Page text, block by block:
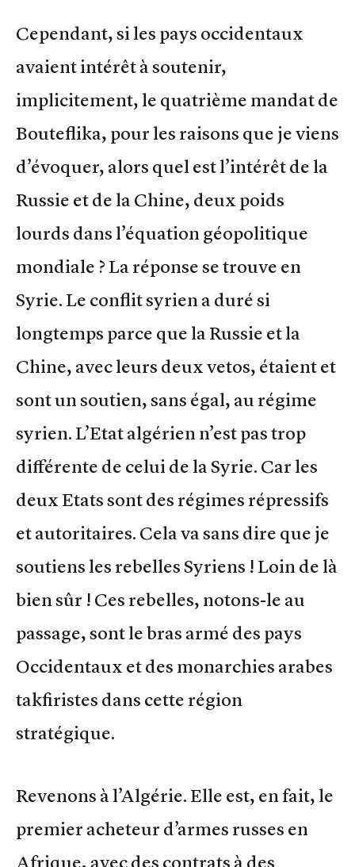
Cependant, si les pays occidentaux
avaient intérêt à soutenir,
implicitement, le quatrième mandat de
Bouteflika, pour les raisons que je viens
d’évoquer, alors quel est l’intérêt de la
Russie et de la Chine, deux poids
lourds dans l’équation géopolitique
mondiale ? La réponse se trouve en
Syrie. Le conflit syrien a duré si
longtemps parce que la Russie et la
Chine, avec leurs deux vetos, étaient et
sont un soutien, sans égal, au régime
syrien. L’Etat algérien n’est pas trop
différente de celui de la Syrie. Car les
deux Etats sont des régimes répressifs
et autoritaires. Cela va sans dire que je
soutiens les rebelles Syriens ! Loin de là
bien sûr ! Ces rebelles, notons-le au
passage, sont le bras armé des pays
Occidentaux et des monarchies arabes
takfiristes dans cette région
stratégique.
Revenons à l’Algérie. Elle est, en fait, le
premier acheteur d’armes russes en